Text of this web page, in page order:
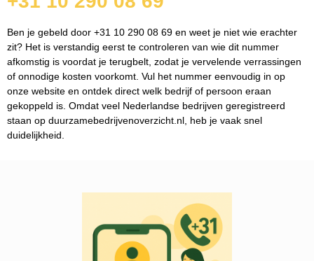
Ben je gebeld door +31 10 290 08 69 en weet je niet wie erachter
zit? Het is verstandig eerst te controleren van wie dit nummer
afkomstig is voordat je terugbelt, zodat je vervelende verrassingen
of onnodige kosten voorkomt. Vul het nummer eenvoudig in op
onze website en ontdek direct welk bedrijf of persoon eraan
gekoppeld is. Omdat veel Nederlandse bedrijven geregistreerd
staan op duurzamebedrijvenoverzicht.nl, heb je vaak snel
duidelijkheid.